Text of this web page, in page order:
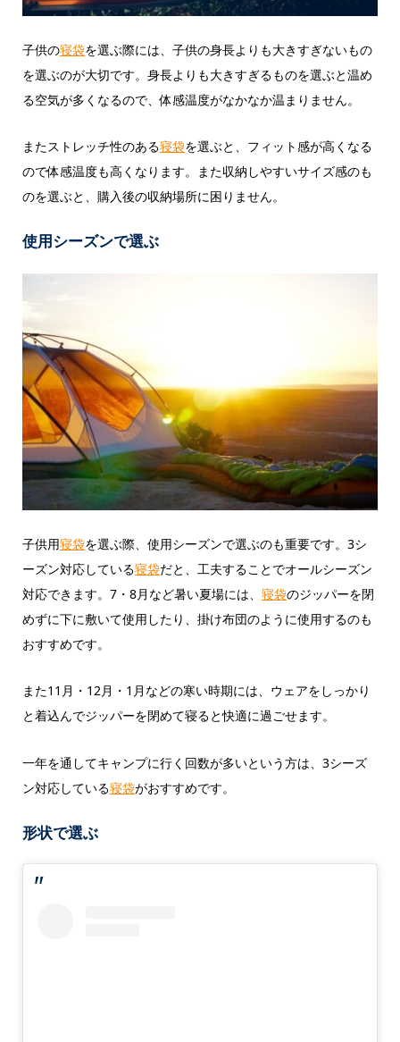
子供の寝袋を選ぶ際には、子供の身長よりも大きすぎないもの
を選ぶのが大切です。身長よりも大きすぎるものを選ぶと温め
る空気が多くなるので、体感温度がなかなか温まりません。
またストレッチ性のある寝袋を選ぶと、フィット感が高くなる
ので体感温度も高くなります。また収納しやすいサイズ感のも
のを選ぶと、購入後の収納場所に困りません。
使用シーズンで選ぶ
子供用寝袋を選ぶ際、使用シーズンで選ぶのも重要です。3シ
ーズン対応している寝袋だと、工夫することでオールシーズン
対応できます。7・8月など暑い夏場には、 寝袋のジッパーを閉
めずに下に敷いて使用したり、掛け布団のように使用するのも
おすすめです。
また11月・12月・1月などの寒い時期には、ウェアをしっかり
と着込んでジッパーを閉めて寝ると快適に過ごせます。
一年を通してキャンプに行く回数が多いという方は、3シーズ
ン対応している寝袋がおすすめです。
形状で選ぶ